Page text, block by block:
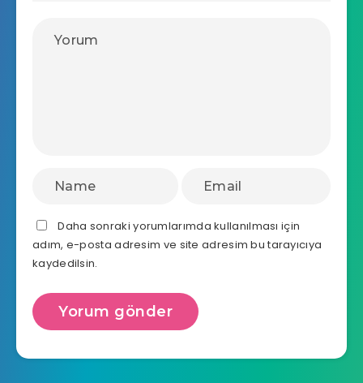
Daha sonraki yorumlarımda kullanılması için
adım, e-posta adresim ve site adresim bu tarayıcıya
kaydedilsin.